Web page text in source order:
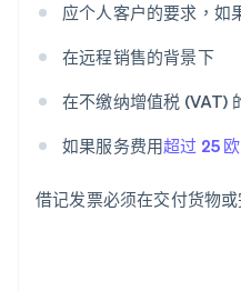
应个人客户的要求，如
在远程销售的背景下
在不缴纳增值税 (VAT)
如果服务费用超过 25
借记发票必须在交付货物